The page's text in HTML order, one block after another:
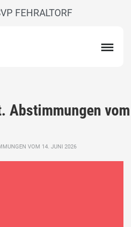
FEHRALTORF
Abstimmungen vom
VOM 14. JUNI 2026